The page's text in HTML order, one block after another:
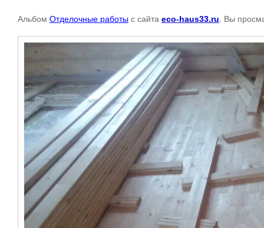
Альбом Отделочные работы с сайта eco-haus33.ru . Вы